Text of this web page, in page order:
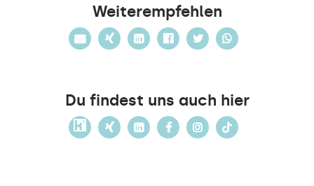
Weiterempfehlen
Du findest uns auch hier